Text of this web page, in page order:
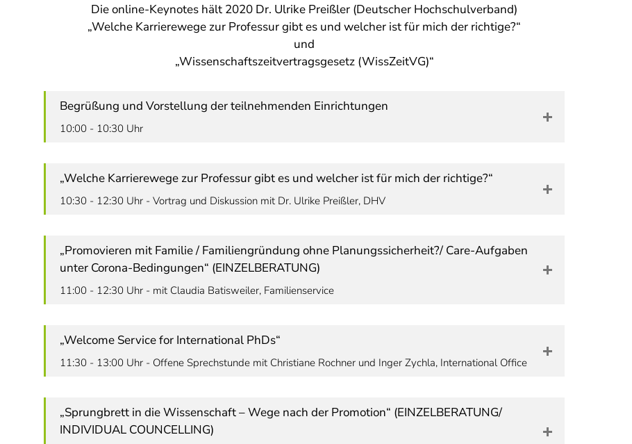
Die online-Keynotes hält 2020 Dr. Ulrike Preißler (Deutscher Hochschulverband)
„Welche Karrierewege zur Professur gibt es und welcher ist für mich der richtige?“
und
„Wissenschaftszeitvertragsgesetz (WissZeitVG)“
Begrüßung und Vorstellung der teilnehmenden Einrichtungen
10:00 - 10:30 Uhr
„Welche Karrierewege zur Professur gibt es und welcher ist für mich der richtige?“
10:30 - 12:30 Uhr - Vortrag und Diskussion mit Dr. Ulrike Preißler, DHV
„Promovieren mit Familie / Familiengründung ohne Planungssicherheit?/ Care-Aufgaben
unter Corona-Bedingungen“ (EINZELBERATUNG)
11:00 - 12:30 Uhr - mit Claudia Batisweiler, Familienservice
„Welcome Service for International PhDs“
11:30 - 13:00 Uhr - Offene Sprechstunde mit Christiane Rochner und Inger Zychla, International Office
„Sprungbrett in die Wissenschaft – Wege nach der Promotion“ (EINZELBERATUNG/
INDIVIDUAL COUNCELLING)